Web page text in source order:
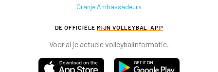
Oranje Ambassadeurs
DE OFFICIËLE MIJN VOLLEYBAL-APP
Voor al je actuele volleybalinformatie.